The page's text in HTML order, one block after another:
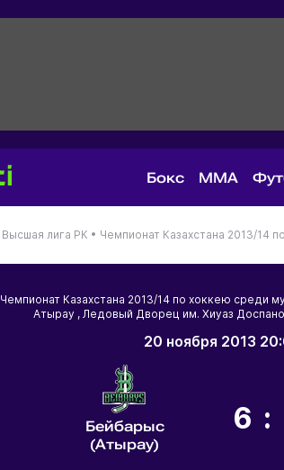
Бокс MMA
Высшая лига РК • Чемпионат Казахстана 2013/14
Чемпионат Казахстана 2013/14 по хоккею среди
Атырау, Ледовый Дворец им. Хиуаз
20 ноября 2013
Бейбарыс
(Атырау)